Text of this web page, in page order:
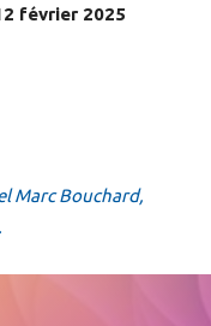
février 2025
Marc Bouchard,